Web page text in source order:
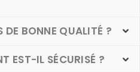
DE BONNE QUALITÉ ?
EST-IL SÉCURISÉ ?